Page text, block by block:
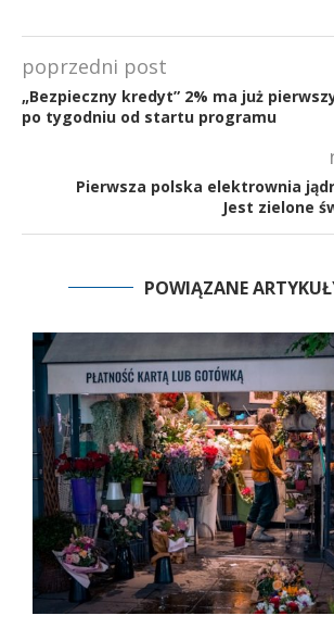
poprzedni post
„Bezpieczny kredyt” 2% ma już
po tygodniu od startu programu
Pierwsza polska elektrownia
Jest zielone
POWIĄZANE